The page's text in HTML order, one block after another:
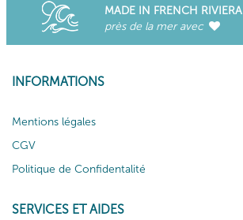
MADE IN FRENCH RIVIERA
près de la mer avec
INFORMATIONS
Mentions légales
CGV
Politique de Confidentalité
SERVICES ET AIDES